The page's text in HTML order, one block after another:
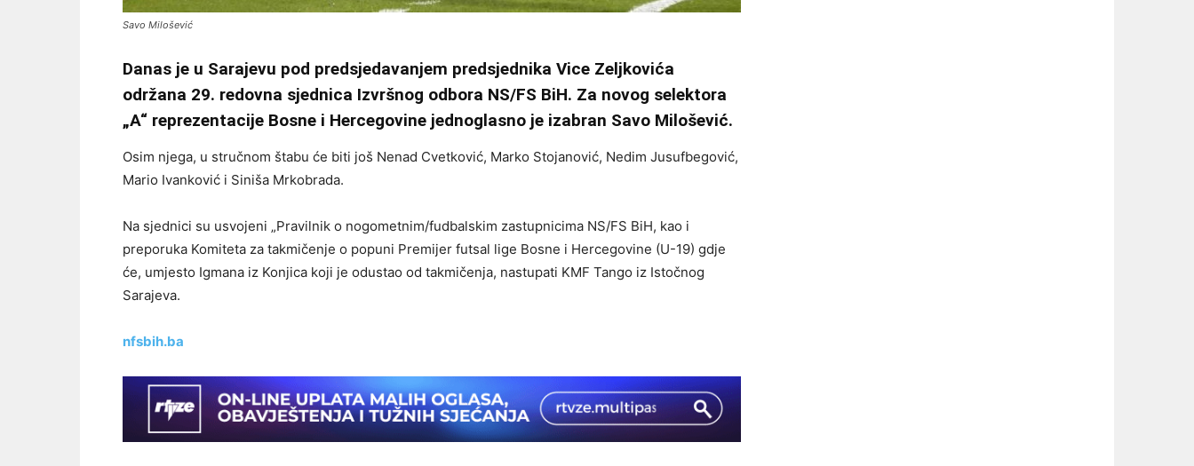
Savo Milošević
Danas je u Sarajevu pod predsjedavanjem predsjednika Vice Zeljkovića
održana 29. redovna sjednica Izvršnog odbora NS/FS BiH. Za novog selektora
„A“ reprezentacije Bosne i Hercegovine jednoglasno je izabran Savo Milošević.
Osim njega, u stručnom štabu će biti još Nenad Cvetković, Marko Stojanović, Nedim Jusufbegović,
Mario Ivanković i Siniša Mrkobrada.
Na sjednici su usvojeni „Pravilnik o nogometnim/fudbalskim zastupnicima NS/FS BiH, kao i
preporuka Komiteta za takmičenje o popuni Premijer futsal lige Bosne i Hercegovine (U-19) gdje
će, umjesto Igmana iz Konjica koji je odustao od takmičenja, nastupati KMF Tango iz Istočnog
Sarajeva.
nfsbih.ba